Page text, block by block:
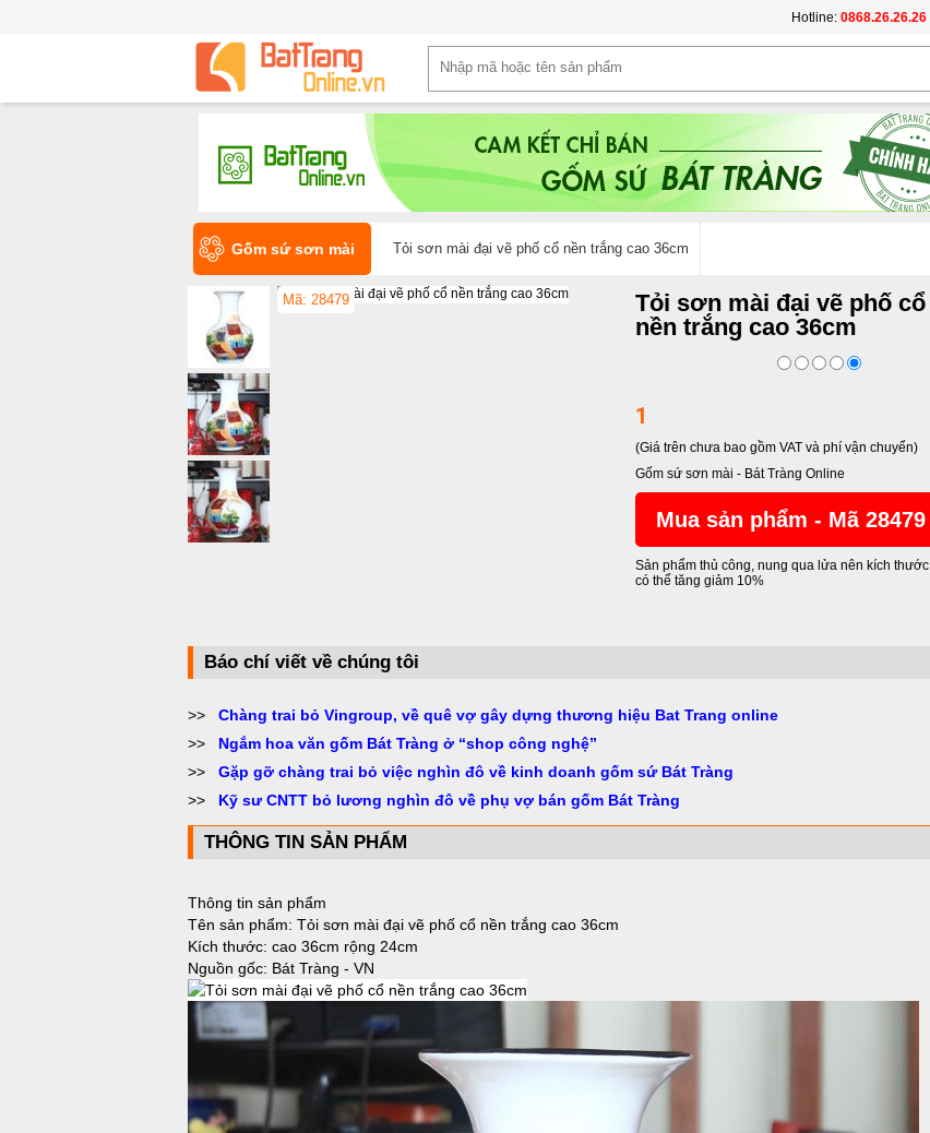
Hotline: 0868.26.26.26
Gốm sứ sơn mài Tỏi sơn mài đại vẽ phố cổ nền trắng cao 36cm
Mã: 28479
Tỏi sơn mài đại vẽ phố cổ
nền trắng cao 36cm
1
(Giá trên chưa bao gồm VAT và phí vận chuyển)
Gốm sứ sơn mài - Bát Tràng Online
Mua sản phẩm - Mã 28479
Sản phẩm thủ công, nung qua lửa nên kích thước
có thể tăng giảm 10%
Báo chí viết về chúng tôi
>> Chàng trai bỏ Vingroup, về quê vợ gây dựng thương hiệu Bat Trang online
>> Ngắm hoa văn gốm Bát Tràng ở “shop công nghệ”
>> Gặp gỡ chàng trai bỏ việc nghìn đô về kinh doanh gốm sứ Bát Tràng
>> Kỹ sư CNTT bỏ lương nghìn đô về phụ vợ bán gốm Bát Tràng
THÔNG TIN SẢN PHẨM
Thông tin sản phẩm
Tên sản phẩm: Tỏi sơn mài đại vẽ phố cổ nền trắng cao 36cm
Kích thước: cao 36cm rộng 24cm
Nguồn gốc: Bát Tràng - VN